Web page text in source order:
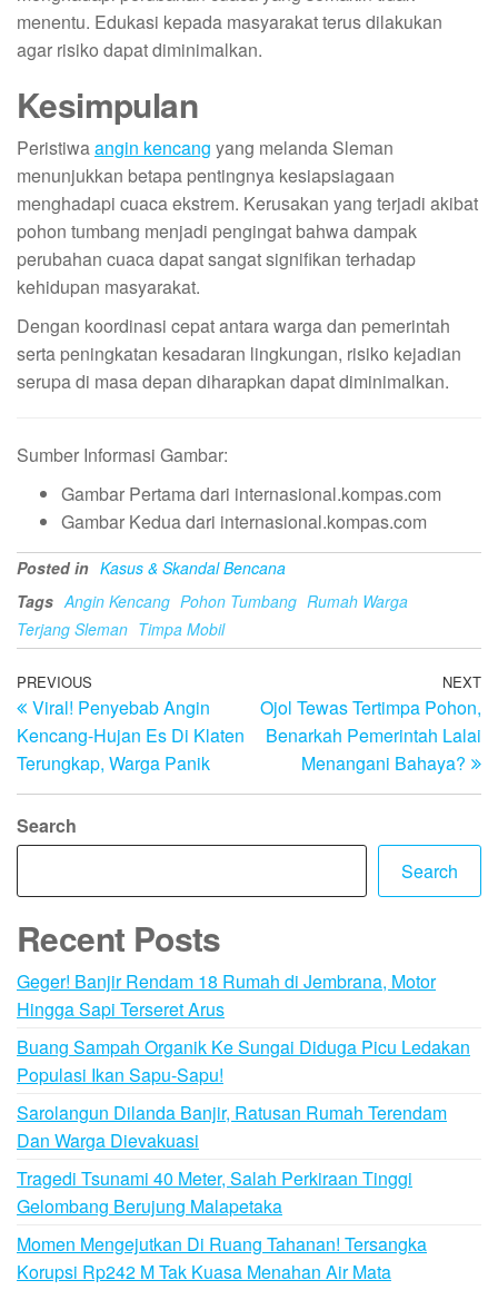
menentu. Edukasi kepada masyarakat terus dilakukan
agar risiko dapat diminimalkan.
Kesimpulan
Peristiwaangin kencang yang melanda Sleman
menunjukkan betapa pentingnya kesiapsiagaan
menghadapi cuaca ekstrem. Kerusakan yang terjadi akibat
pohon tumbang menjadi pengingat bahwa dampak
perubahan cuaca dapat sangat signifikan terhadap
kehidupan masyarakat.
Dengan koordinasi cepat antara warga dan pemerintah
serta peningkatan kesadaran lingkungan, risiko kejadian
serupa di masa depan diharapkan dapat diminimalkan.
Sumber Informasi Gambar:
Gambar Pertama dari internasional.kompas.com
Gambar Kedua dari internasional.kompas.com
Posted in Kasus & Skandal Bencana
Tags Angin Kencang Pohon Tumbang Rumah Warga
Terjang Sleman Timpa Mobil
Post
navigation
Previous
Post
PREVIOUS
Viral! Penyebab Angin
Kencang-Hujan Es Di Klaten
Terungkap, Warga Panik
NEXT
Ojol Tewas Tertimpa Pohon,
Benarkah Pemerintah Lalai
Menangani Bahaya?
Search
Search
Recent Posts
Geger! Banjir Rendam 18 Rumah di Jembrana, Motor
Hingga Sapi Terseret Arus
Buang Sampah Organik Ke Sungai Diduga Picu Ledakan
Populasi Ikan Sapu-Sapu!
Sarolangun Dilanda Banjir, Ratusan Rumah Terendam
Dan Warga Dievakuasi
Tragedi Tsunami 40 Meter, Salah Perkiraan Tinggi
Gelombang Berujung Malapetaka
Momen Mengejutkan Di Ruang Tahanan! Tersangka
Korupsi Rp242 M Tak Kuasa Menahan Air Mata